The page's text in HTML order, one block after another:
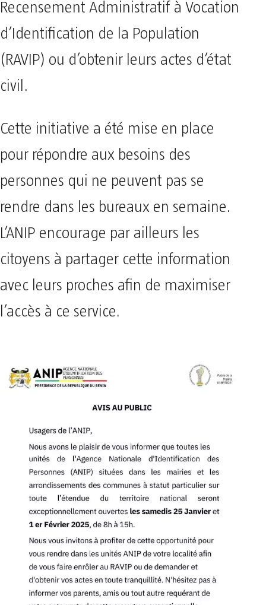
Recensement Administratif à Vocation
d’Identification de la Population
(RAVIP) ou d’obtenir leurs actes d’état
civil.
Cette initiative a été mise en place
pour répondre aux besoins des
personnes qui ne peuvent pas se
rendre dans les bureaux en semaine.
L’ANIP encourage par ailleurs les
citoyens à partager cette information
avec leurs proches afin de maximiser
l’accès à ce service.